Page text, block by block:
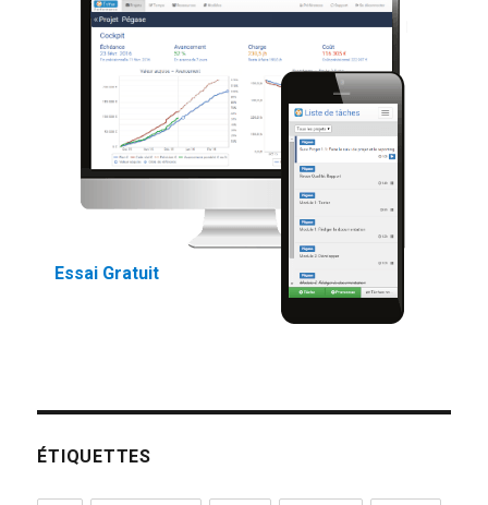
Essai Gratuit
ÉTIQUETTES